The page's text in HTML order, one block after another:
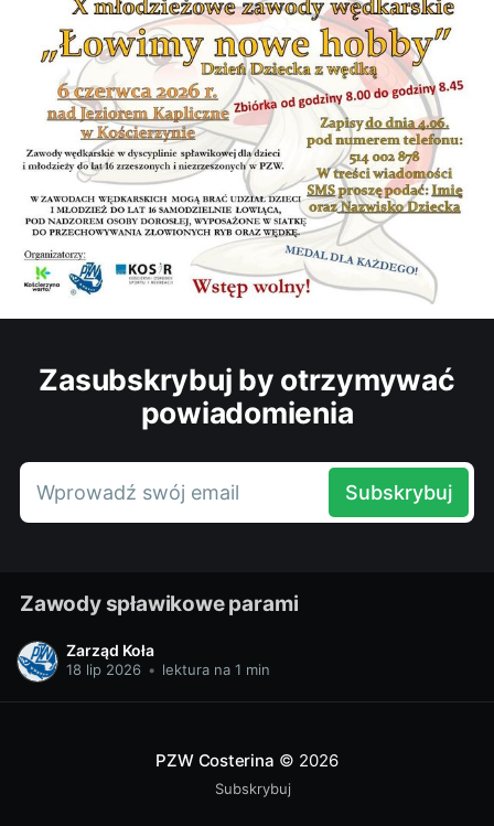
Zasubskrybuj by otrzymywać
powiadomienia
Wprowadź swój email Subskrybuj
Zawody spławikowe parami
Zarząd Koła
18 lip 2026 • lektura na 1 min
PZW Costerina © 2026
Subskrybuj